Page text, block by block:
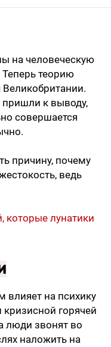
на человеческую
теорию
пришли к выводу,
совершается
причину, почему
ведь
которые лунатики
влияет на психику
горячей
люди звонят во
наложить на